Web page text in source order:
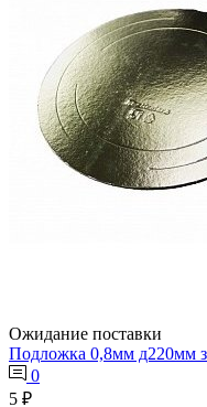
Ожидание поставки
Подложка 0,8мм д220мм
0
5 ₽